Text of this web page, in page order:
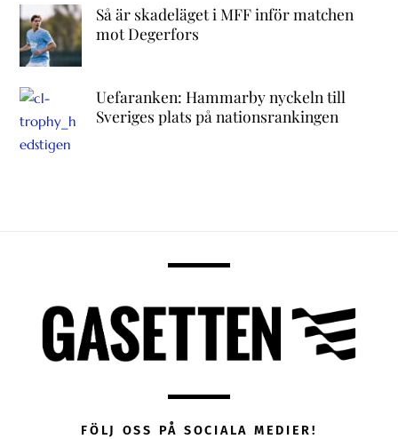
Så är skadeläget i MFF inför matchen
mot Degerfors
Uefaranken: Hammarby nyckeln till
Sveriges plats på nationsrankingen
FÖLJ OSS PÅ SOCIALA MEDIER!